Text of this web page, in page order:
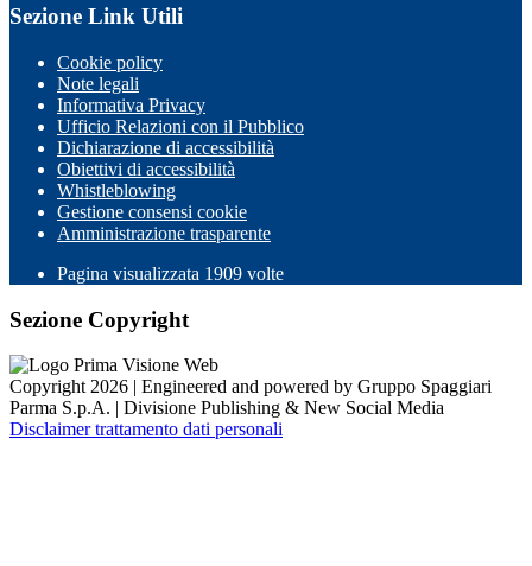
Sezione Link Utili
Cookie policy
Note legali
Informativa Privacy
Ufficio Relazioni con il Pubblico
Dichiarazione di accessibilità
Obiettivi di accessibilità
Whistleblowing
Gestione consensi cookie
Amministrazione trasparente
Pagina visualizzata 1909 volte
Sezione Copyright
Copyright 2026 | Engineered and powered by Gruppo Spaggiari
Parma S.p.A. | Divisione Publishing & New Social Media
Disclaimer trattamento dati personali